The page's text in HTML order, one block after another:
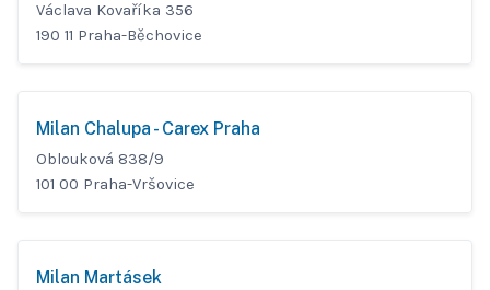
Václava Kovaříka 356
190 11 Praha-Běchovice
Milan Chalupa - Carex Praha
Oblouková 838/9
101 00 Praha-Vršovice
Milan Martásek